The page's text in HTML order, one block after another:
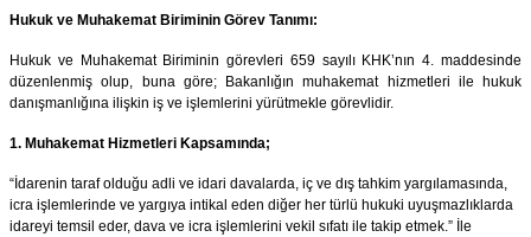
Hukuk ve Muhakemat Biriminin Görev Tanımı:
Hukuk ve Muhakemat Biriminin görevleri 659 sayılı KHK’nın 4. maddesinde
düzenlenmiş olup, buna göre; Bakanlığın muhakemat hizmetleri ile hukuk
danışmanlığına ilişkin iş ve işlemlerini yürütmekle görevlidir.
1. Muhakemat Hizmetleri Kapsamında;
“İdarenin taraf olduğu adli ve idari davalarda, iç ve dış tahkim yargılamasında,
icra işlemlerinde ve yargıya intikal eden diğer her türlü hukuki uyuşmazlıklarda
idareyi temsil eder, dava ve icra işlemlerini vekil sıfatı ile takip etmek.” İle